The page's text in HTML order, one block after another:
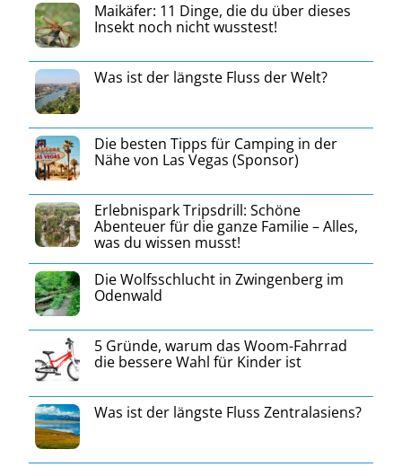
Maikäfer: 11 Dinge, die du über dieses
Insekt noch nicht wusstest!
Was ist der längste Fluss der Welt?
Die besten Tipps für Camping in der
Nähe von Las Vegas (Sponsor)
Erlebnispark Tripsdrill: Schöne
Abenteuer für die ganze Familie – Alles,
was du wissen musst!
Die Wolfsschlucht in Zwingenberg im
Odenwald
5 Gründe, warum das Woom-Fahrrad
die bessere Wahl für Kinder ist
Was ist der längste Fluss Zentralasiens?